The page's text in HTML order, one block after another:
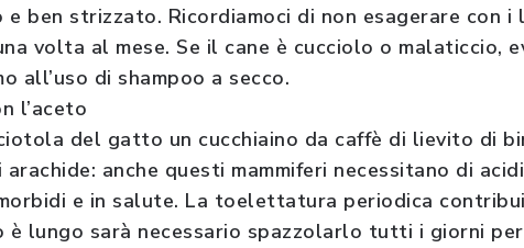
e ben strizzato. Ricordiamoci di non esagerare con i
volta al mese. Se il cane è cucciolo o malaticcio,
all’uso di shampoo a secco.
l’aceto
del gatto un cucchiaino da caffè di lievito di
anche questi mammiferi necessitano di
e in salute. La toelettatura periodica
lungo sarà necessario spazzolarlo tutti i giorni